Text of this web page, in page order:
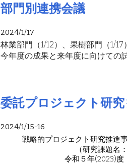
部門別連携会議
2024/1/17
林業部門（1/12）、果樹部門（1/
今年度の成果と来年度に向けての
委託プロジェクト研究
2024/1/15-16
戦略的プロジェクト研究推進
（研究課題名
令和５年(2023)